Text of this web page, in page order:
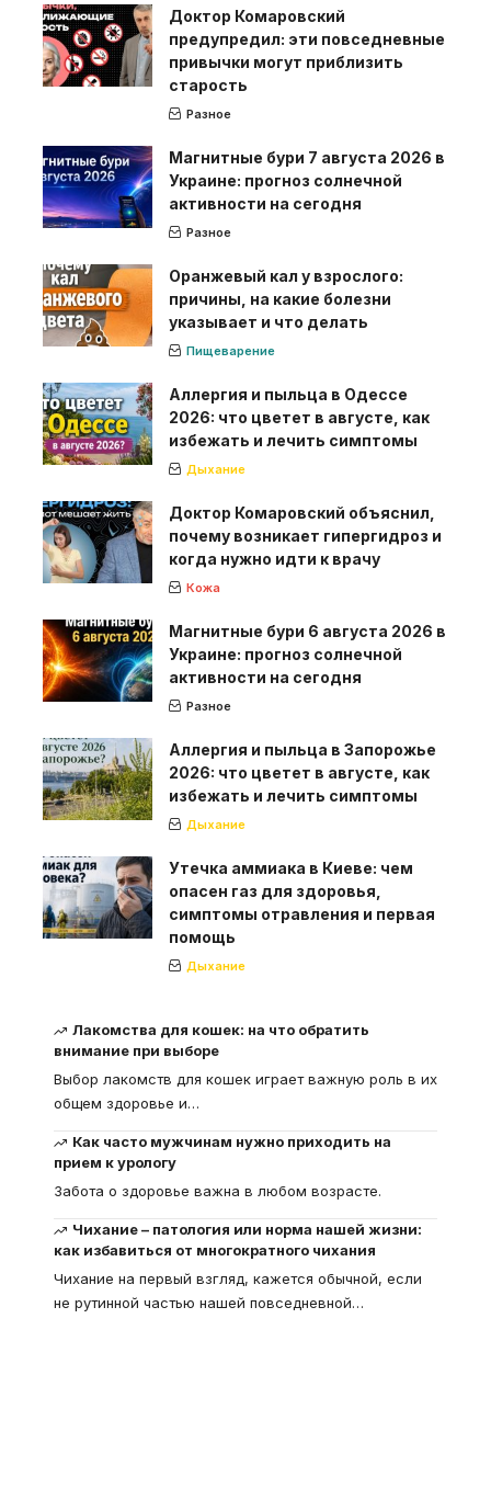
Доктор Комаровский
предупредил: эти повседневные
привычки могут приблизить
старость
Разное
Магнитные бури 7 августа 2026 в
Украине: прогноз солнечной
активности на сегодня
Разное
Оранжевый кал у взрослого:
причины, на какие болезни
указывает и что делать
Пищеварение
Аллергия и пыльца в Одессе
2026: что цветет в августе, как
избежать и лечить симптомы
Дыхание
Доктор Комаровский объяснил,
почему возникает гипергидроз и
когда нужно идти к врачу
Кожа
Магнитные бури 6 августа 2026 в
Украине: прогноз солнечной
активности на сегодня
Разное
Аллергия и пыльца в Запорожье
2026: что цветет в августе, как
избежать и лечить симптомы
Дыхание
Утечка аммиака в Киеве: чем
опасен газ для здоровья,
симптомы отравления и первая
помощь
Дыхание
Лакомства для кошек: на что обратить
внимание при выборе
Выбор лакомств для кошек играет важную роль в их
общем здоровье и…
Как часто мужчинам нужно приходить на
прием к урологу
Забота о здоровье важна в любом возрасте.
Чихание – патология или норма нашей жизни:
как избавиться от многократного чихания
Чихание на первый взгляд, кажется обычной, если
не рутинной частью нашей повседневной…